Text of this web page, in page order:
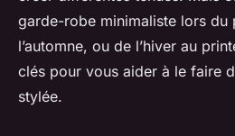
garde-robe minimaliste lors du
l’automne, ou de l’hiver au
clés pour vous aider à le faire
stylée.